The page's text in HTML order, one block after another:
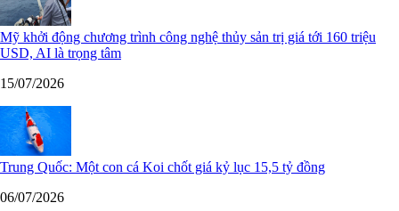
Mỹ khởi động chương trình công nghệ thủy sản trị giá tới 160 triệu
USD, AI là trọng tâm
15/07/2026
Trung Quốc: Một con cá Koi chốt giá kỷ lục 15,5 tỷ đồng
06/07/2026